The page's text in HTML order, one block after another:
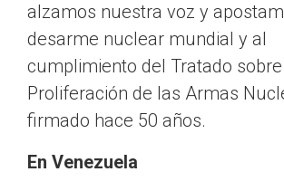
alzamos nuestra voz y
desarme nuclear mundial y al
cumplimiento del Tratado
Proliferación de las Armas
firmado hace 50 años.
En Venezuela